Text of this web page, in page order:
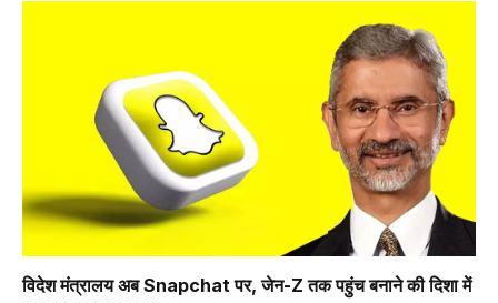
विदेश मंत्रालय अब Snapchat पर, जेन-Z तक पहुंच बनाने की दिशा में